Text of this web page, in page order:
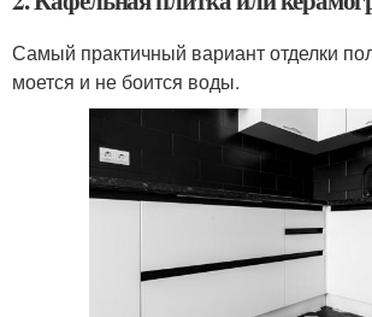
Самый практичный вариант отделки
моется и не боится воды.